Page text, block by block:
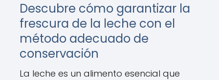
Descubre cómo garantizar la
frescura de la leche con el
método adecuado de
conservación
La leche es un alimento esencial que